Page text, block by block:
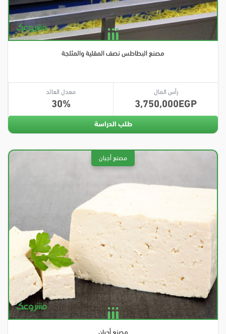
مصنع البطاطس نصف المقلية والمثلجة
رأس المال
3,750,000
معدل العائد
30
طلب الدراسة